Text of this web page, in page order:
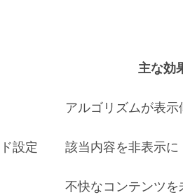
主な効
アルゴリズムが表示
設定 該当内容を非表示に
不快なコンテンツを